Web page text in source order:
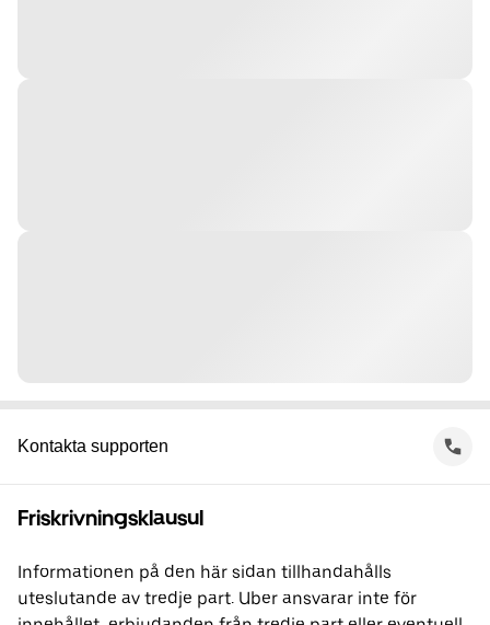
Kontakta supporten
Friskrivningsklausul
Informationen på den här sidan tillhandahålls
uteslutande av tredje part. Uber ansvarar inte för